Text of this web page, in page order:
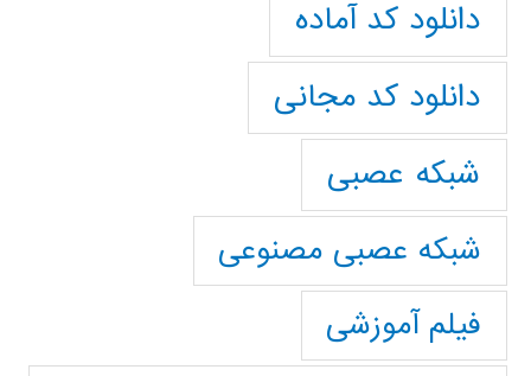
دانلود کد آماده
دانلود کد مجانی
شبکه عصبی
شبکه عصبی مصنوعی
فیلم آموزشی